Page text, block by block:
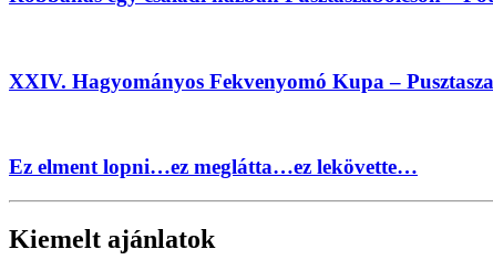
XXIV. Hagyományos Fekvenyomó Kupa –
Ez elment lopni…ez meglátta…ez lekövette…
Kiemelt ajánlatok